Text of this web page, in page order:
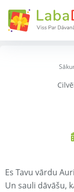
Es Tavu vārdu
Un sauli dāvāšu,